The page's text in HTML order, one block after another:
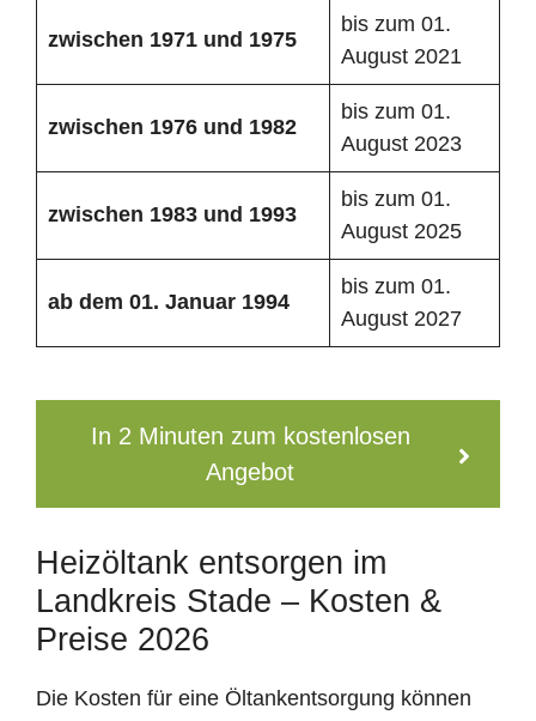
zwischen 1971 und 1975
bis zum 01.
August 2021
zwischen 1976 und 1982
bis zum 01.
August 2023
zwischen 1983 und 1993
bis zum 01.
August 2025
ab dem 01. Januar 1994
bis zum 01.
August 2027
In 2 Minuten zum kostenlosen
Angebot
Heizöltank entsorgen im
Landkreis Stade – Kosten &
Preise 2026
Die Kosten für eine Öltankentsorgung können